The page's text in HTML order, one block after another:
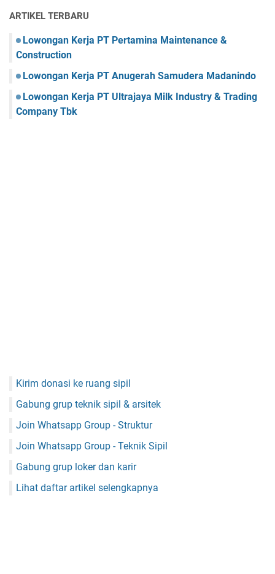
ARTIKEL TERBARU
Lowongan Kerja PT Pertamina Maintenance &
Construction
Lowongan Kerja PT Anugerah Samudera Madanindo
Lowongan Kerja PT Ultrajaya Milk Industry & Trading
Company Tbk
Kirim donasi ke ruang sipil
Gabung grup teknik sipil & arsitek
Join Whatsapp Group - Struktur
Join Whatsapp Group - Teknik Sipil
Gabung grup loker dan karir
Lihat daftar artikel selengkapnya